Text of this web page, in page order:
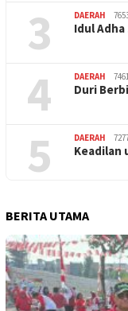
3 DAERAH
Idul
4 DAERAH
Duri
5 DAERAH
Keadilan
BERITA UTAMA